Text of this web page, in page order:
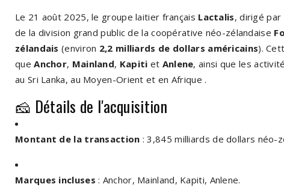
Le 21 août 2025, le groupe laitier français Lactalis, dirigé par
de la division grand public de la coopérative néo-zélandaise
zélandais (environ 2,2 milliards de dollars américains).
queAnchor, Mainland, Kapiti et Anlene, ainsi que les
au Sri Lanka, au Moyen-Orient et en Afrique .
🧀 Détails de l'acquisition
Montant de la transaction :3,845 milliards de dollars néo-
Marques incluses : Anchor, Mainland, Kapiti, Anlene.